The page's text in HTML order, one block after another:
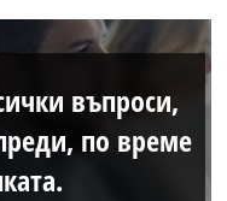
въпроси,
по време